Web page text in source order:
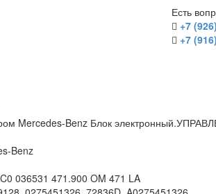
Есть
+7
+7
Mercedes-Benz Блок
Benz
036531 471.900 OM 471 LA